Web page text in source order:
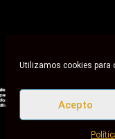
Utilizamos cookies para
Acepto